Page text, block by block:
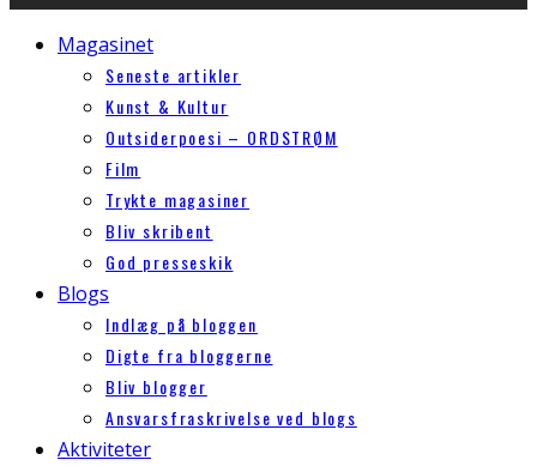
Magasinet
Seneste artikler
Kunst & Kultur
Outsiderpoesi – ORDSTRØM
Film
Trykte magasiner
Bliv skribent
God presseskik
Blogs
Indlæg på bloggen
Digte fra bloggerne
Bliv blogger
Ansvarsfraskrivelse ved blogs
Aktiviteter